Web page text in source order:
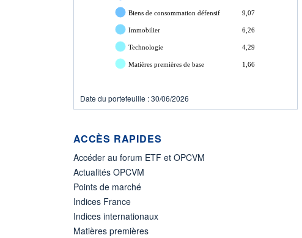
Biens de consommation défensif 9,07
Immobilier 6,26
Technologie 4,29
Matières premières de base 1,66
Date du portefeuille : 30/06/2026
ACCÈS RAPIDES
Accéder au forum ETF et OPCVM
Actualités OPCVM
Points de marché
Indices France
Indices internationaux
Matières premières